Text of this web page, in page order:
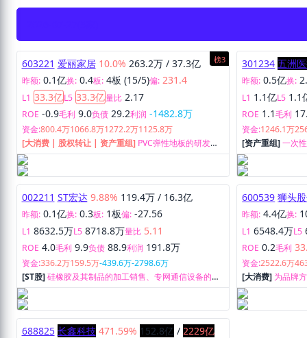
榜3
603221 爱丽家居 10.0% 263.2万 / 37.3亿
昨额: 0.1亿换: 0.4板: 4板 (15/5)偏: 231.4
L1 33.3亿L5 33.3亿量比 2.17
ROE -0.9毛利 9.0负债 29.2利润 -1482.8万
资金:800.4万1066.8万1272.2万1125.8万
[大消费 | 股权转让 | 资产重组] PVC弹性地板的研发、
生产和销售。
301234 五洲
昨额: 0.5亿换:
L1 1.1亿L5 1.1
ROE 1.1毛利
资金:1246.1万
[资产重组]一次
产和销售，以及
应。
002211 ST宏达 9.88% 119.4万 / 16.3亿
昨额: 0.1亿换: 0.3板: 1板偏: -27.56
L1 8632.5万L5 8718.8万量比 5.11
ROE 4.0毛利 9.9负债 88.9利润 191.8万
资金:336.2万159.5万-439.6万-2798.6万
[ST股]硅橡胶及其制品的加工销售、专网通信设备的加
工、组装、检测及销售业务等。
600539 狮头
昨额: 4.4亿换:
L1 6548.4万L5
ROE 0.2毛利
资金:2522.6万
[大消费] 为品牌
业务，属电子商
688825 长鑫科技 471.59% 152.8亿 / 2229亿